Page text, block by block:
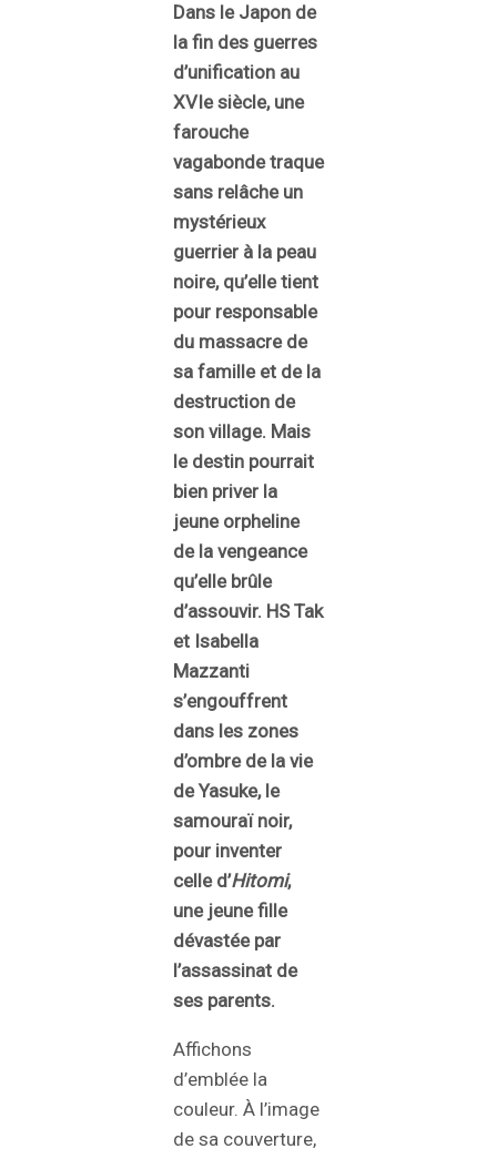
Dans le Japon de
la fin des guerres
d’unification au
XVIe siècle, une
farouche
vagabonde traque
sans relâche un
mystérieux
guerrier à la peau
noire, qu’elle tient
pour responsable
du massacre de
sa famille et de la
destruction de
son village. Mais
le destin pourrait
bien priver la
jeune orpheline
de la vengeance
qu’elle brûle
d’assouvir. HS Tak
et Isabella
Mazzanti
s’engouffrent
dans les zones
d’ombre de la vie
de Yasuke, le
samouraï noir,
pour inventer
celle d’Hitomi,
une jeune fille
dévastée par
l’assassinat de
ses parents.
Affichons
d’emblée la
couleur. À l’image
de sa couverture,